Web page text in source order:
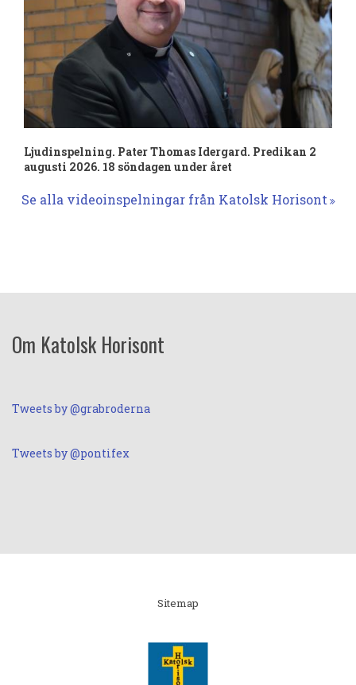
Ljudinspelning. Pater Thomas Idergard. Predikan 2
augusti 2026. 18 söndagen under året
Se alla videoinspelningar från Katolsk Horisont
Om Katolsk Horisont
Tweets by @grabroderna
Tweets by @pontifex
Sitemap